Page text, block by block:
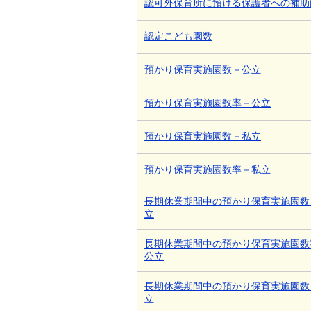
認可外保育所に預ける保護者への補
認定こども園数
預かり保育実施園数－公立
預かり保育実施園数率－公立
預かり保育実施園数－私立
預かり保育実施園数率－私立
長期休業期間中の預かり保育実施園
立
長期休業期間中の預かり保育実施園数
公立
長期休業期間中の預かり保育実施園
立